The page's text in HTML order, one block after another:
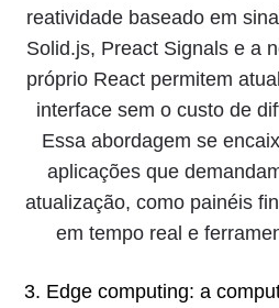
reatividade baseado em
Solid.js, Preact Signals e a
próprio React permitem
interface sem o custo de
Essa abordagem se
aplicações que
atualização, como painéis
em tempo real e
3. Edge computing: a